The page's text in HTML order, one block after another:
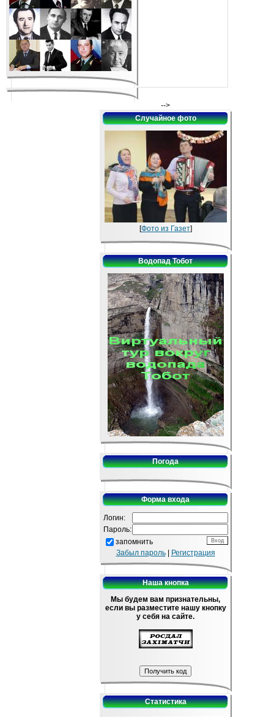
-->
Случайное фото
[Фото из Газет]
Водопад Тобот
Погода
Форма входа
Логин:
Пароль:
запомнить
Забыл пароль| Регистрация
Наша кнопка
Мы будем вам признательны,
если вы разместите нашу кнопку
у себя на сайте.
Статистика